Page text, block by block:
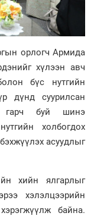
орлогч Армида
хүлээн авч
бүс нутгийн
дүнд суурилсан
гарч буй шинэ
холбогдох
асуудлыг
хийн ялгарлыг
хэлэлцээрийн
байна.